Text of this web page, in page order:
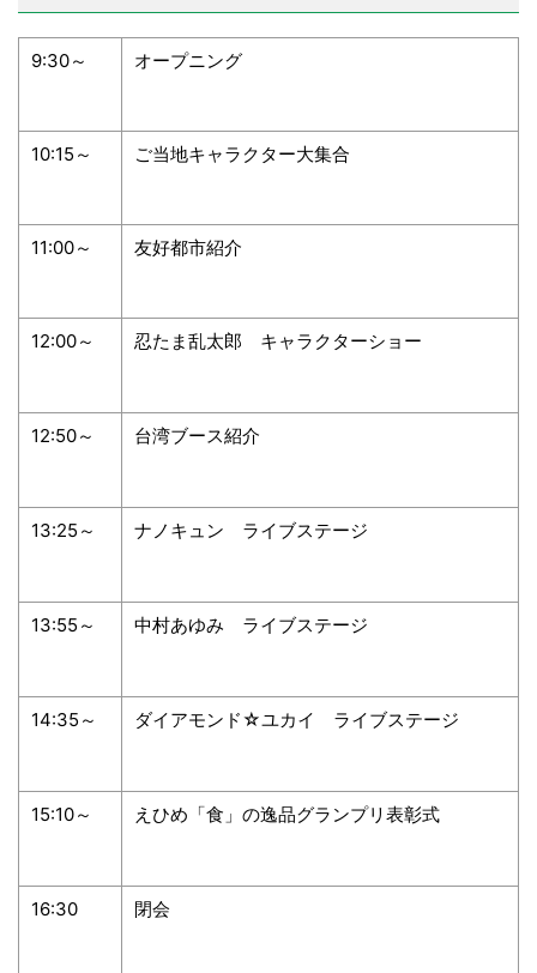
9:30～ オープニング
10:15～ ご当地キャラクター大集合
11:00～ 友好都市紹介
12:00～ 忍たま乱太郎 キャラクターショー
12:50～ 台湾ブース紹介
13:25～ ナノキュン ライブステージ
13:55～ 中村あゆみ ライブステージ
14:35～ ダイアモンド☆ユカイ ライブステージ
15:10～ えひめ「食」の逸品グランプリ表彰式
16:30 閉会